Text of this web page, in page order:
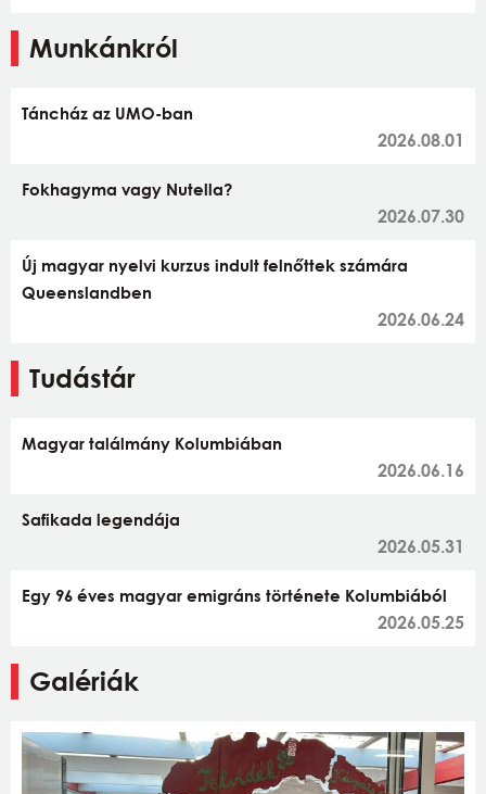
Munkánkról
Táncház az UMO-ban
2026.08.01
Fokhagyma vagy Nutella?
2026.07.30
Új magyar nyelvi kurzus indult felnőttek számára
Queenslandben
2026.06.24
Tudástár
Magyar találmány Kolumbiában
2026.06.16
Safikada legendája
2026.05.31
Egy 96 éves magyar emigráns története Kolumbiából
2026.05.25
Galériák